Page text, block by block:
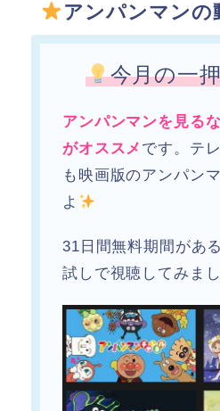
アンパンマンの
今月の一
アンパンマンを見る
がオススメ です。テ
も映画版のアンパン
よ
31日間無料期間があ
試しで視聴してみま